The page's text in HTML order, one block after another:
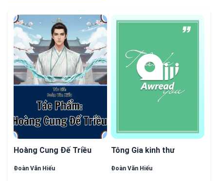
Hoàng Cung Đế Triều
Đoàn Văn Hiếu
Tông Gia kinh thư
Đoàn Văn Hiếu